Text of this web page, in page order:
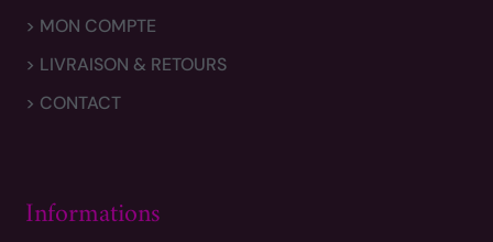
> MON COMPTE
> LIVRAISON & RETOURS
> CONTACT
Informations